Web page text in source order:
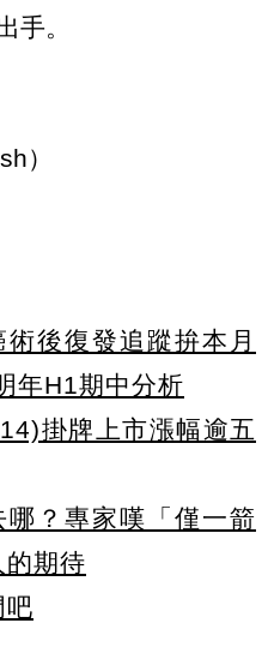
手。
）
後復發追蹤拚本月
年H1期中分析
掛牌上市漲幅逾五
？專家嘆「僅一箭
期待
吧